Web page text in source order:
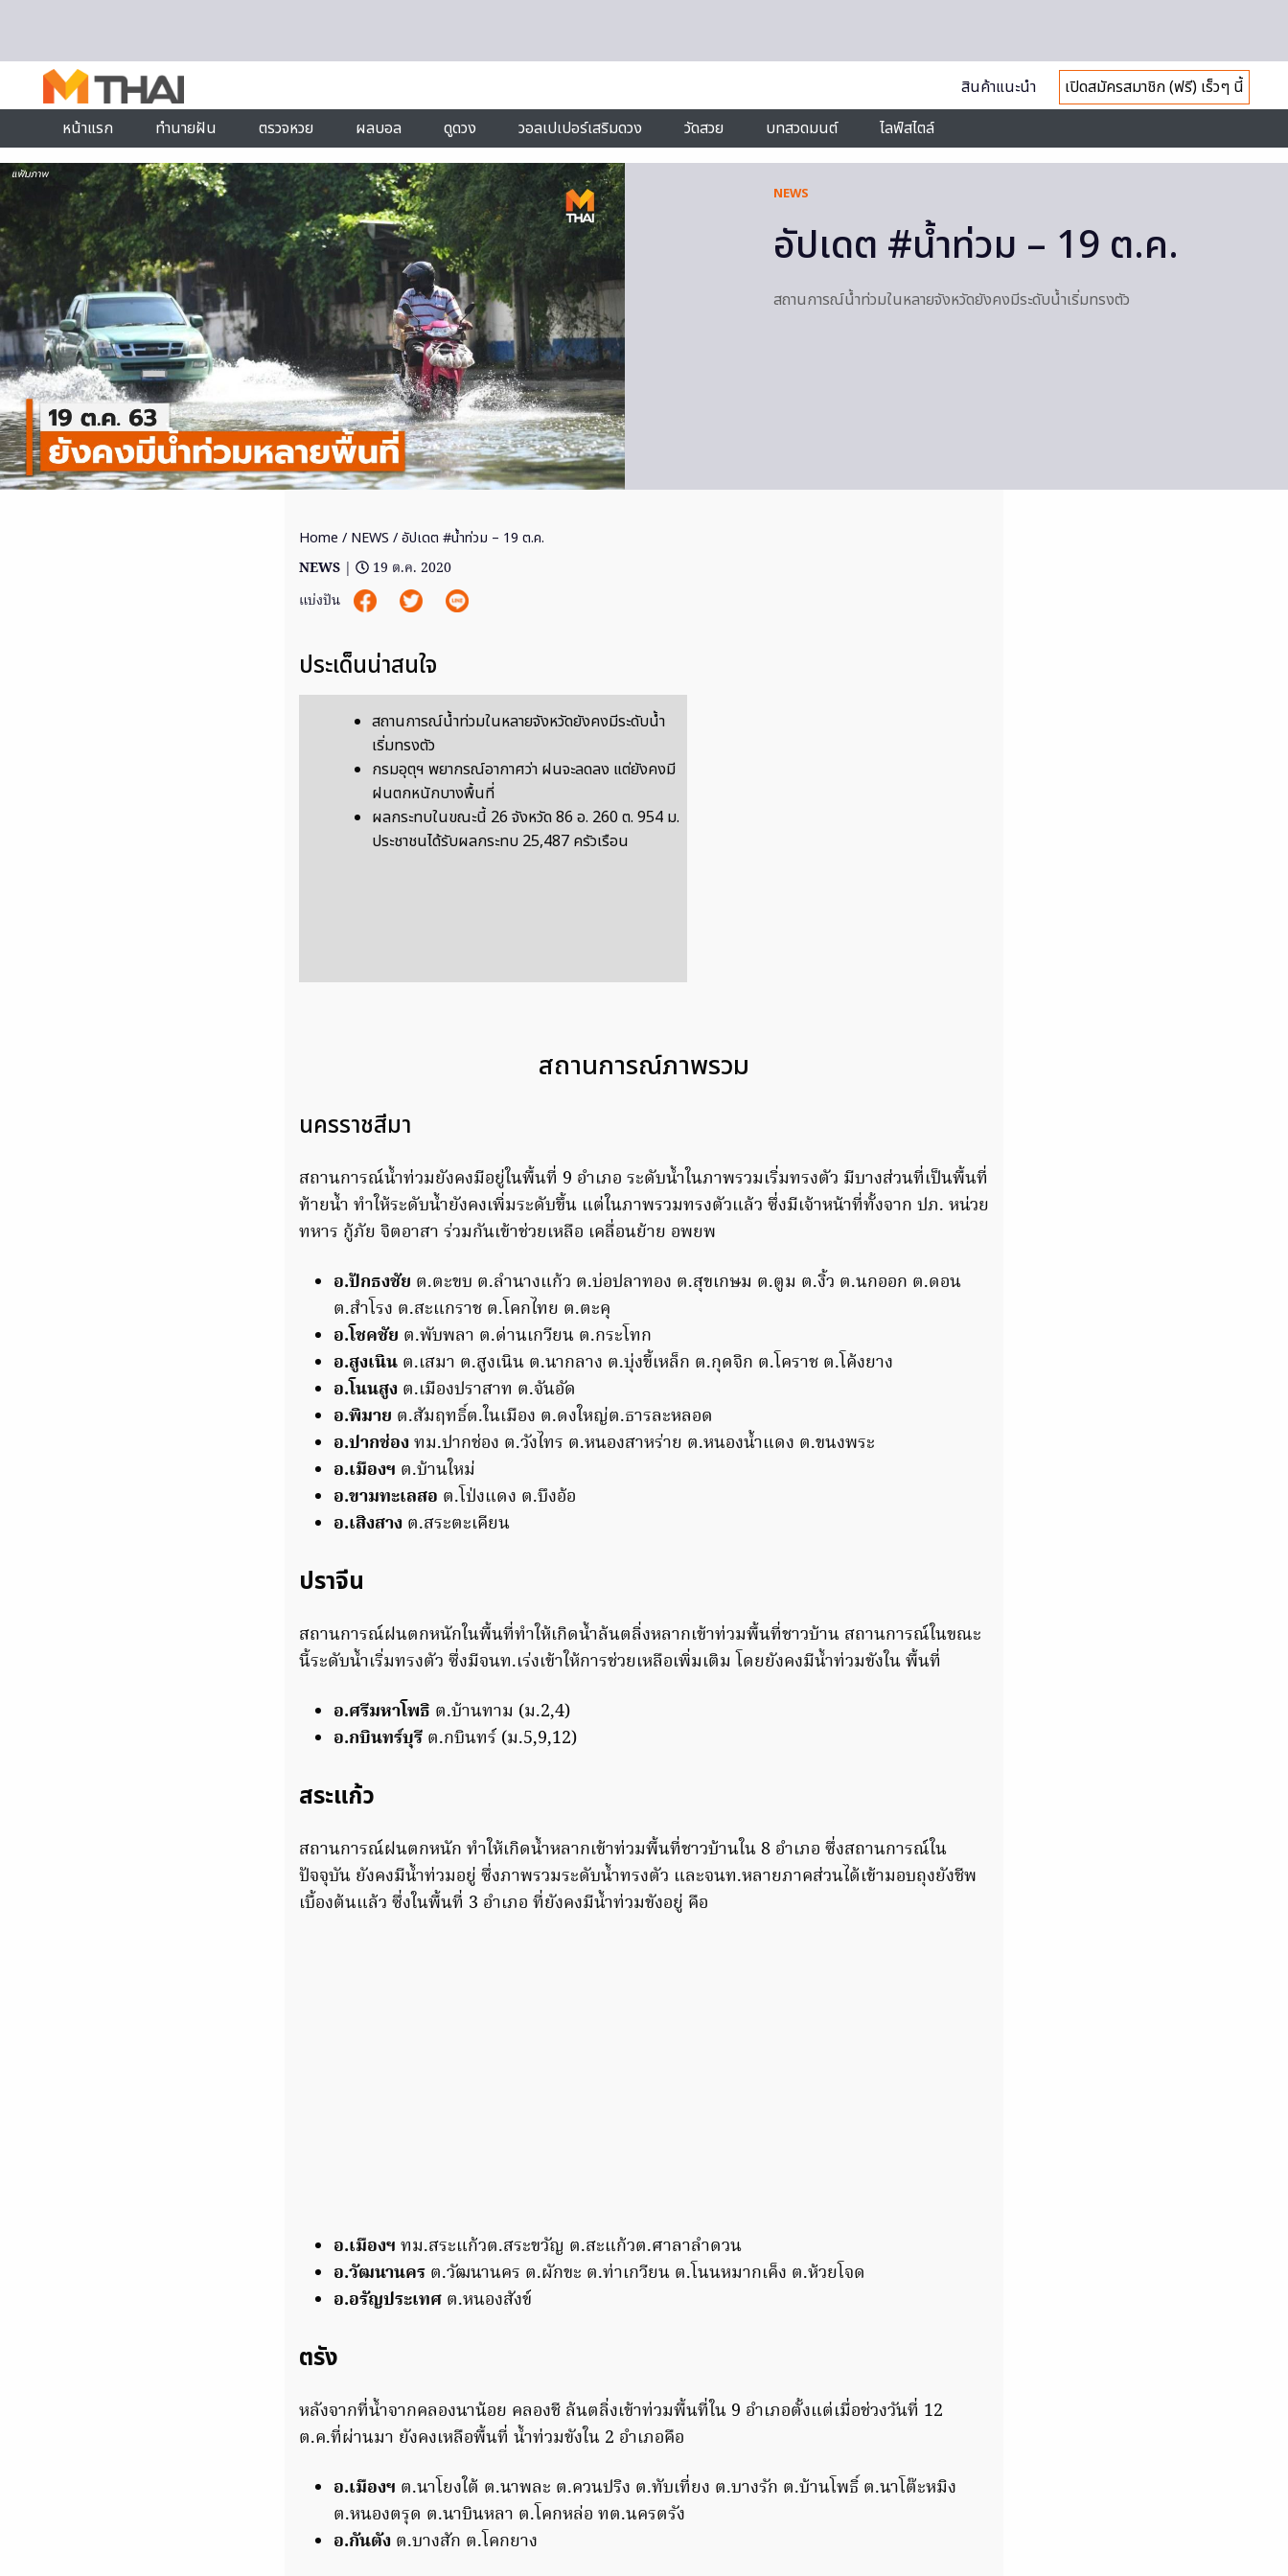
สินค้าแนะนำ
เปิดสมัครสมาชิก (ฟรี) เร็วๆ นี้
หน้าแรก
ทำนายฝัน ตรวจหวย ผลบอล ดูดวง วอลเปเปอร์เสริมดวง วัดสวย บทสวดมนต์ ไลฟ์สไตล์
NEWS
อัปเดต #น้ำท่วม – 19 ต.ค.
สถานการณ์น้ำท่วมในหลายจังหวัดยังคงมีระดับน้ำเริ่มทรงตัว
Home / NEWS / อัปเดต #น้ำท่วม – 19 ต.ค.
NEWS |
19 ต.ค. 2020
แบ่งปัน
ประเด็นน่าสนใจ
สถานการณ์น้ำท่วมในหลายจังหวัดยังคงมีระดับน้ำ
เริ่มทรงตัว
กรมอุตุฯ พยากรณ์อากาศว่า ฝนจะลดลง แต่ยังคงมี
ฝนตกหนักบางพื้นที่
ผลกระทบในขณะนี้ 26 จังหวัด 86 อ. 260 ต. 954 ม.
ประชาชนได้รับผลกระทบ 25,487 ครัวเรือน
สถานการณ์ภาพรวม
นครราชสีมา
สถานการณ์น้ำท่วมยังคงมีอยู่ในพื้นที่ 9 อำเภอ ระดับน้ำในภาพรวมเริ่มทรงตัว มีบางส่วนที่เป็นพื้นที่
ท้ายน้ำ ทำให้ระดับน้ำยังคงเพิ่มระดับขึ้น แต่ในภาพรวมทรงตัวแล้ว ซึ่งมีเจ้าหน้าที่ทั้งจาก ปภ. หน่วย
ทหาร กู้ภัย จิตอาสา ร่วมกันเข้าช่วยเหลือ เคลื่อนย้าย อพยพ
อ.ปักธงชัย ต.ตะขบ ต.ลํานางแก้ว ต.บ่อปลาทอง ต.สุขเกษม ต.ตูม ต.งิ้ว ต.นกออก ต.ดอน
ต.สําโรง ต.สะแกราช ต.โคกไทย ต.ตะคุ
อ.โชคชัย ต.พับพลา ต.ด่านเกวียน ต.กระโทก
อ.สูงเนิน ต.เสมา ต.สูงเนิน ต.นากลาง ต.บุ่งขี้เหล็ก ต.กุดจิก ต.โคราช ต.โค้งยาง
อ.โนนสูง ต.เมืองปราสาท ต.จันอัด
อ.พิมาย ต.สัมฤทธิ์ต.ในเมือง ต.ดงใหญ่ต.ธารละหลอด
อ.ปากช่องทม.ปากช่อง ต.วังไทร ต.หนองสาหร่าย ต.หนองน้ําแดง ต.ขนงพระ
อ.เมืองฯ ต.บ้านใหม่
อ.ขามทะเลสอ ต.โป่งแดง ต.บึงอ้อ
อ.เสิงสาง ต.สระตะเคียน
ปราจีน
สถานการณ์ฝนตกหนักในพื้นที่ทำให้เกิดน้ำล้นตลิ่งหลากเข้าท่วมพื้นที่ชาวบ้าน สถานการณ์ในขณะ
นี้ระดับน้ำเริ่มทรงตัว ซึ่งมีจนท.เร่งเข้าให้การช่วยเหลือเพิ่มเติม โดยยังคงมีน้ำท่วมขังใน พื้นที่
อ.ศรีมหาโพธิ ต.บ้านทาม (ม.2,4)
อ.กบินทร์บุรี ต.กบินทร์ (ม.5,9,12)
สระแก้ว
สถานการณ์ฝนตกหนัก ทำให้เกิดน้ำหลากเข้าท่วมพื้นที่ชาวบ้านใน 8 อำเภอ ซึ่งสถานการณ์ใน
ปัจจุบัน ยังคงมีน้ำท่วมอยู่ ซึ่งภาพรวมระดับน้ำทรงตัว และจนท.หลายภาคส่วนได้เข้ามอบถุงยังชีพ
เบื้องต้นแล้ว ซึ่งในพื้นที่ 3 อำเภอ ที่ยังคงมีน้ำท่วมขังอยู่ คือ
อ.เมืองฯ ทม.สระแก้วต.สระขวัญ ต.สะแก้วต.ศาลาลําดวน
อ.วัฒนานคร ต.วัฒนานคร ต.ผักขะ ต.ท่าเกวียน ต.โนนหมากเค็ง ต.ห้วยโจด
อ.อรัญประเทศ ต.หนองสังข์
ตรัง
หลังจากที่น้ำจากคลองนาน้อย คลองชี ล้นตลิ่งเข้าท่วมพื้นที่ใน 9 อำเภอตั้งแต่เมื่อช่วงวันที่ 12
ต.ค.ที่ผ่านมา ยังคงเหลือพื้นที่ น้ำท่วมขังใน 2 อำเภอคือ
อ.เมืองฯ ต.นาโยงใต้ ต.นาพละ ต.ควนปริง ต.ทับเที่ยง ต.บางรัก ต.บ้านโพธิ์ ต.นาโต๊ะหมิง
ต.หนองตรุด ต.นาบินหลา ต.โคกหล่อ ทต.นครตรัง
อ.กันตัง ต.บางสัก ต.โคกยาง